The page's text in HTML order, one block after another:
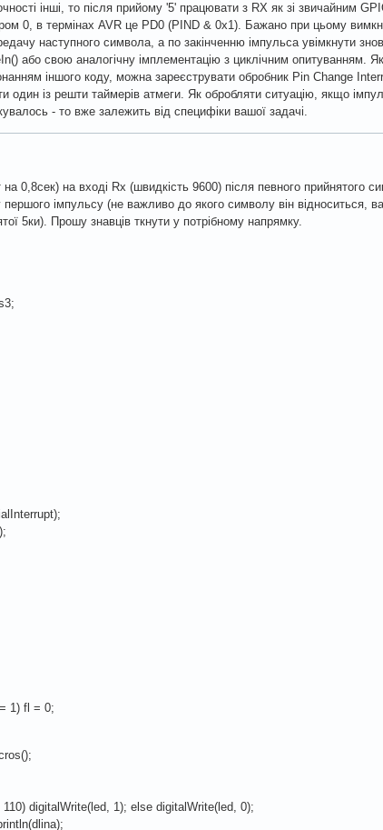
інші, то після прийому '5' працювати з RX як зі звичайним
0, в термінах AVR це PD0 (PIND & 0x1). Бажано при цьому
наступного символа, а по закінченню імпульса увімкнути
або свою аналогічну імплементацію з циклічним опитуванням.
іншого коду, можна зареєструвати обробник Pin Change
один із решти таймерів атмеги. Як обробляти ситуацію, якщо
- то вже залежить від специфіки вашої задачі.
на 0,8сек) на вході Rx (швидкість 9600) після певного прийнятого
першого імпульсу (не важливо до якого символу він відноситься,
5ки). Прошу знавців ткнути у потрібному напрямку.
1) fl = 0;
digitalWrite(led, 1); else digitalWrite(led, 0);